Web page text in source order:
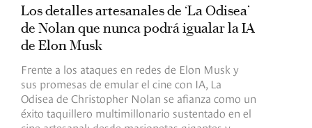
Los detalles artesanales de ‘La Odisea’
de Nolan que nunca podrá igualar la IA
de Elon Musk
Frente a los ataques en redes de Elon Musk y
sus promesas de emular el cine con IA, La
Odisea de Christopher Nolan se afianza como un
éxito taquillero multimillonario sustentado en el